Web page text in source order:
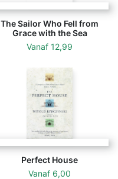
The Sailor Who Fell from
Grace with the Sea
Vanaf 12,99
Perfect House
Vanaf 6,00